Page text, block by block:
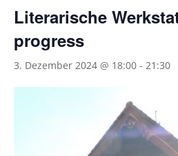
Literarische
progress
3. Dezember 2024 @ 18:00 - 21:30